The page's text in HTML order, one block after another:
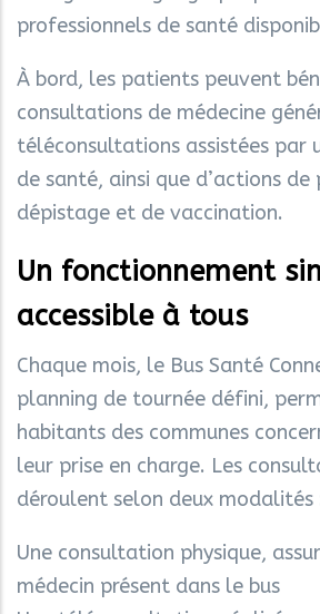
professionnels de santé
À bord, les patients peuvent
consultations de médecine
téléconsultations assistées par
de santé, ainsi que d’actions
dépistage et de vaccination.
Un fonctionnement
accessible à tous
Chaque mois, le Bus Santé
planning de tournée défini,
habitants des communes
leur prise en charge. Les
déroulent selon deux modalités
Une consultation physique,
médecin présent dans le bus